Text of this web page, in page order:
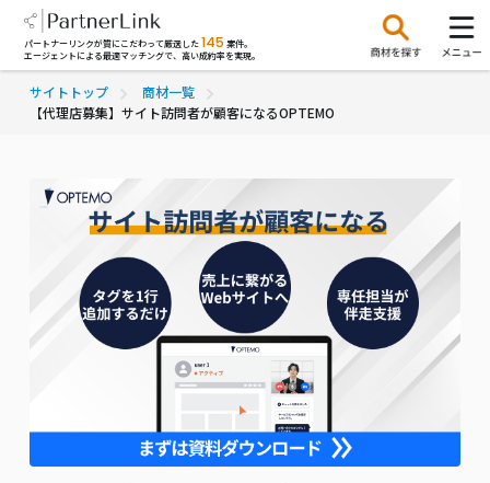
パートナーリンクが質にこだわって厳選した 145 案件。
エージェントによる最適マッチングで、高い成約率を実現。
サイトトップ
商材一覧
【代理店募集】サイト訪問者が顧客になるOPTEMO